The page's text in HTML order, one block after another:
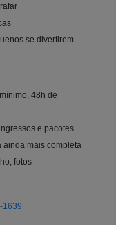
se divertirem
48h de
e pacotes
mais completa
fotos
1639